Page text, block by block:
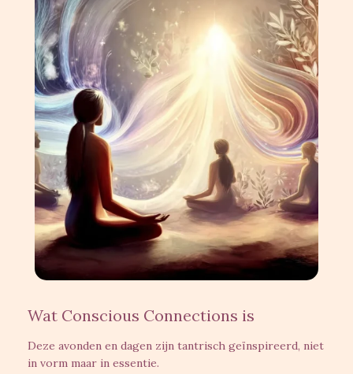
Wat Conscious Connections is
Deze avonden en dagen zijn tantrisch geïnspireerd, niet
in vorm maar in essentie.